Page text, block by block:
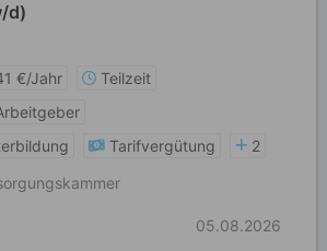
d)
€/Jahr
Teilzeit
Tarifvergütung
2
05.08.2026